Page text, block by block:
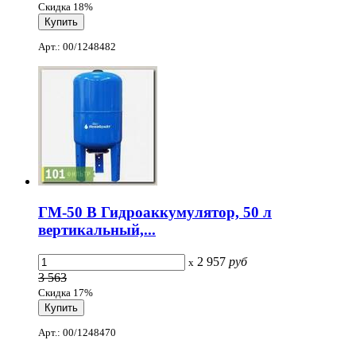
Скидка 18%
Арт.: 00/1248482
ГМ-50 В Гидроаккумулятор, 50 л
вертикальный,...
x 2 957 руб
3 563
Скидка 17%
Арт.: 00/1248470